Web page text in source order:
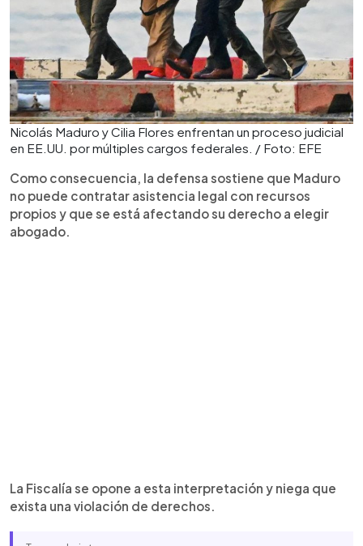
Nicolás Maduro y Cilia Flores enfrentan un proceso judicial
en EE.UU. por múltiples cargos federales. / Foto: EFE
Como consecuencia, la defensa sostiene que Maduro
no puede contratar asistencia legal con recursos
propios y que se está afectando su derecho a elegir
abogado.
La Fiscalía se opone a esta interpretación y niega que
exista una violación de derechos.